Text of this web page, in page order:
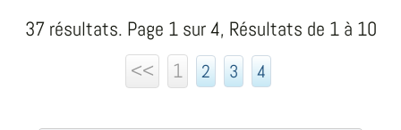
37 résultats. Page 1 sur 4, Résultats de 1 à 10
<<
1 2 3 4